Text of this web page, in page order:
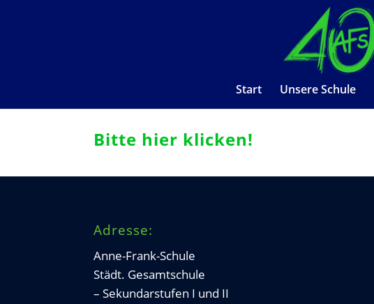
Start Unsere Schule
Bitte hier klicken!
Adresse:
Anne-Frank-Schule
Städt. Gesamtschule
– Sekundarstufen I und II